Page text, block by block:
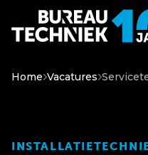
Home Vacatures